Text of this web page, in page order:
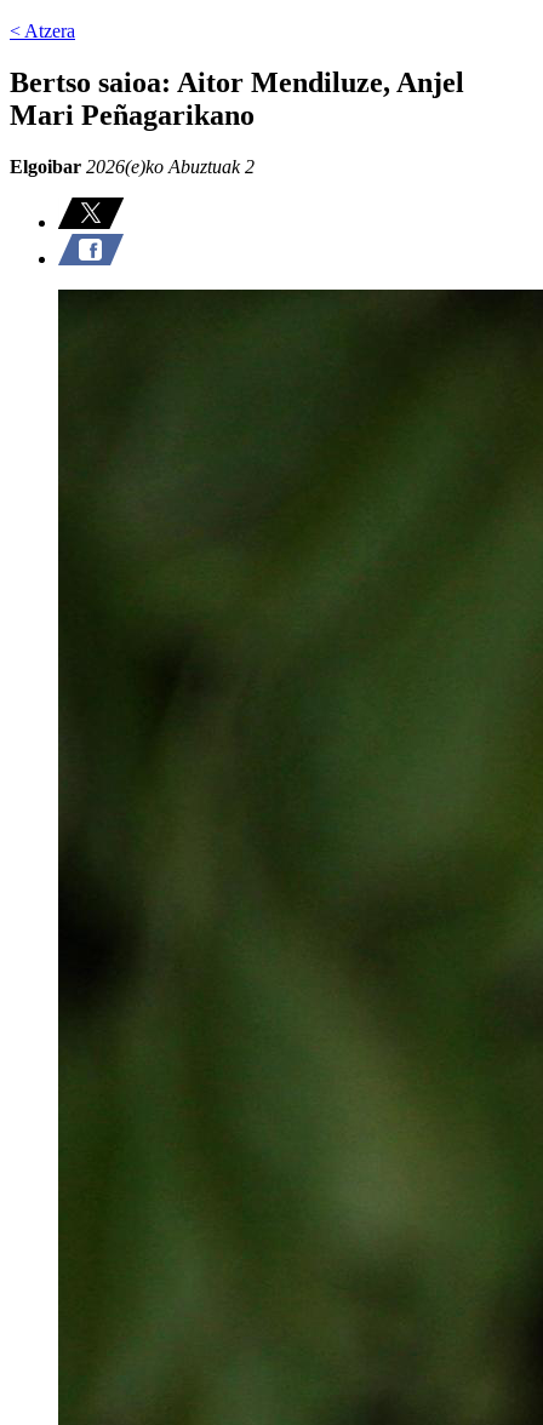
< Atzera
Bertso saioa: Aitor Mendiluze, Anjel
Mari Peñagarikano
Elgoibar 2026(e)ko Abuztuak 2